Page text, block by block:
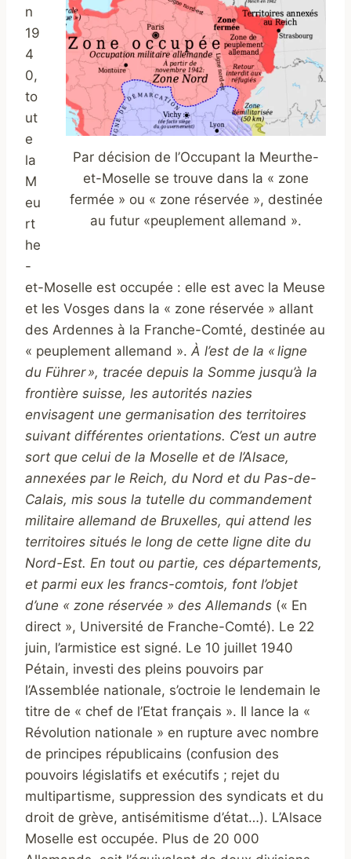
Par décision de l’Occupant la Meurthe-
et-Moselle se trouve dans la « zone
fermée » ou « zone réservée », destinée
au futur «peuplement allemand ».
n
19
4
0,
to
ut
e
la
M
eu
rt
he
-
et-Moselle est occupée : elle est avec la Meuse
et les Vosges dans la « zone réservée » allant
des Ardennes à la Franche-Comté, destinée au
« peuplement allemand ». À l’est de la « ligne
du Führer », tracée depuis la Somme jusqu’à la
frontière suisse, les autorités nazies
envisagent une germanisation des territoires
suivant différentes orientations. C’est un autre
sort que celui de la Moselle et de l’Alsace,
annexées par le Reich, du Nord et du Pas-de-
Calais, mis sous la tutelle du commandement
militaire allemand de Bruxelles, qui attend les
territoires situés le long de cette ligne dite du
Nord-Est. En tout ou partie, ces départements,
et parmi eux les francs-comtois, font l’objet
d’une « zone réservée » des Allemands (« En
direct », Université de Franche-Comté). Le 22
juin, l’armistice est signé. Le 10 juillet 1940
Pétain, investi des pleins pouvoirs par
l’Assemblée nationale, s’octroie le lendemain le
titre de « chef de l’Etat français ». Il lance la «
Révolution nationale » en rupture avec nombre
de principes républicains (confusion des
pouvoirs législatifs et exécutifs ; rejet du
multipartisme, suppression des syndicats et du
droit de grève, antisémitisme d’état…). L’Alsace
Moselle est occupée. Plus de 20 000